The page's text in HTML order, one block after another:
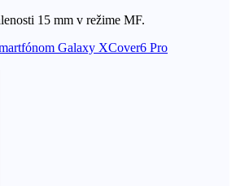
15 mm v režime MF.
Galaxy XCover6 Pro